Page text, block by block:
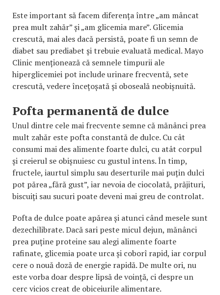
Este important să facem diferența între „am mâncat
prea mult zahăr” și „am glicemia mare”. Glicemia
crescută, mai ales dacă persistă, poate fi un semn de
diabet sau prediabet și trebuie evaluată medical. Mayo
Clinic menționează că semnele timpurii ale
hiperglicemiei pot include urinare frecventă, sete
crescută, vedere încețoșată și oboseală neobișnuită.
Pofta permanentă de dulce
Unul dintre cele mai frecvente semne că mănânci prea
mult zahăr este pofta constantă de dulce. Cu cât
consumi mai des alimente foarte dulci, cu atât corpul
și creierul se obișnuiesc cu gustul intens. În timp,
fructele, iaurtul simplu sau deserturile mai puțin dulci
pot părea „fără gust”, iar nevoia de ciocolată, prăjituri,
biscuiți sau sucuri poate deveni mai greu de controlat.
Pofta de dulce poate apărea și atunci când mesele sunt
dezechilibrate. Dacă sari peste micul dejun, mănânci
prea puține proteine sau alegi alimente foarte
rafinate, glicemia poate urca și coborî rapid, iar corpul
cere o nouă doză de energie rapidă. De multe ori, nu
este vorba doar despre lipsă de voință, ci despre un
cerc vicios creat de obiceiurile alimentare.